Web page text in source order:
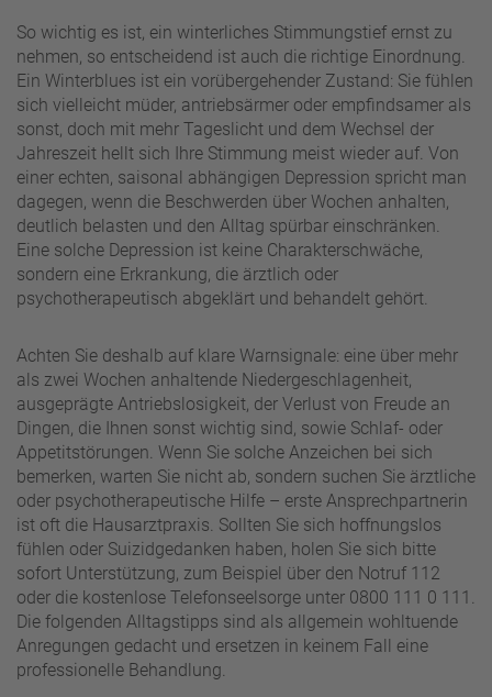
So wichtig es ist, ein winterliches Stimmungstief ernst zu
nehmen, so entscheidend ist auch die richtige Einordnung.
Ein Winterblues ist ein vorübergehender Zustand: Sie fühlen
sich vielleicht müder, antriebsärmer oder empfindsamer als
sonst, doch mit mehr Tageslicht und dem Wechsel der
Jahreszeit hellt sich Ihre Stimmung meist wieder auf. Von
einer echten, saisonal abhängigen Depression spricht man
dagegen, wenn die Beschwerden über Wochen anhalten,
deutlich belasten und den Alltag spürbar einschränken.
Eine solche Depression ist keine Charakterschwäche,
sondern eine Erkrankung, die ärztlich oder
psychotherapeutisch abgeklärt und behandelt gehört.
Achten Sie deshalb auf klare Warnsignale: eine über mehr
als zwei Wochen anhaltende Niedergeschlagenheit,
ausgeprägte Antriebslosigkeit, der Verlust von Freude an
Dingen, die Ihnen sonst wichtig sind, sowie Schlaf- oder
Appetitstörungen. Wenn Sie solche Anzeichen bei sich
bemerken, warten Sie nicht ab, sondern suchen Sie ärztliche
oder psychotherapeutische Hilfe – erste Ansprechpartnerin
ist oft die Hausarztpraxis. Sollten Sie sich hoffnungslos
fühlen oder Suizidgedanken haben, holen Sie sich bitte
sofort Unterstützung, zum Beispiel über den Notruf 112
oder die kostenlose Telefonseelsorge unter 0800 111 0 111.
Die folgenden Alltagstipps sind als allgemein wohltuende
Anregungen gedacht und ersetzen in keinem Fall eine
professionelle Behandlung.